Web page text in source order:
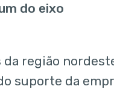
do eixo
região
suporte da